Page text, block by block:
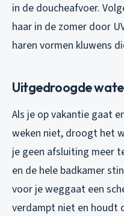
in de doucheafvoer.
haar in de zomer door
haren vormen kluwens
Uitgedroogde
Als je op vakantie gaat
weken niet, droogt het
je geen afsluiting meer
en de hele badkamer
voor je weggaat een
verdampt niet en houdt